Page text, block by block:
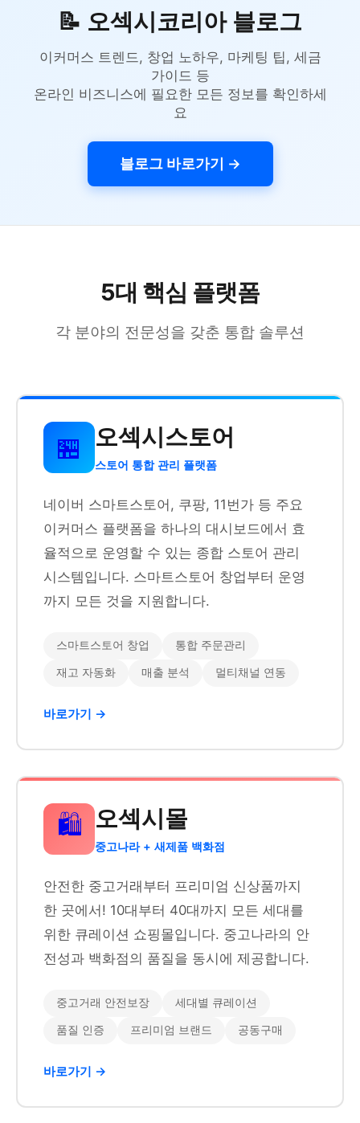
📝 오섹시코리아 블로그
이커머스 트렌드, 창업 노하우, 마케팅 팁, 세금
가이드 등
온라인 비즈니스에 필요한 모든 정보를 확인하세
요
블로그 바로가기 →
5대 핵심 플랫폼
각 분야의 전문성을 갖춘 통합 솔루션
🏪 오섹시스토어
스토어 통합 관리 플랫폼
네이버 스마트스토어, 쿠팡, 11번가 등 주요
이커머스 플랫폼을 하나의 대시보드에서 효
율적으로 운영할 수 있는 종합 스토어 관리
시스템입니다. 스마트스토어 창업부터 운영
까지 모든 것을 지원합니다.
스마트스토어 창업 통합 주문관리
재고 자동화 매출 분석 멀티채널 연동
바로가기 →
🛍️ 오섹시몰
중고나라 + 새제품 백화점
안전한 중고거래부터 프리미엄 신상품까지
한 곳에서! 10대부터 40대까지 모든 세대를
위한 큐레이션 쇼핑몰입니다. 중고나라의 안
전성과 백화점의 품질을 동시에 제공합니다.
중고거래 안전보장 세대별 큐레이션
품질 인증 프리미엄 브랜드 공동구매
바로가기 →